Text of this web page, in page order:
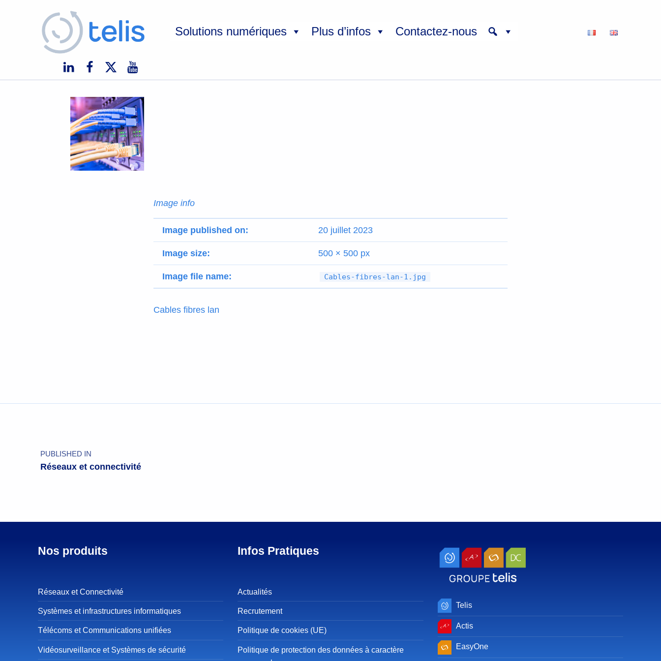
Solutions numériques Plus d’infos Contactez-nous
Image info
Image published on: 20 juillet 2023
Image size: 500 × 500 px
Image file name: Cables-fibres-lan-1.jpg
Cables fibres lan
PUBLISHED IN
Réseaux et connectivité
Nos produits
Réseaux et Connectivité
Systèmes et infrastructures informatiques
Télécoms et Communications unifiées
Vidéosurveillance et Systèmes de sécurité
Infos Pratiques
Actualités
Recrutement
Politique de cookies (UE)
Politique de protection des données à caractère
Telis
Actis
EasyOne